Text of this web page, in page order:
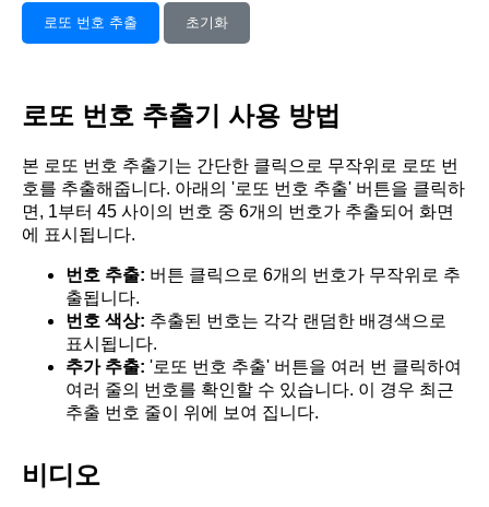
로또 번호 추출 초기화
로또 번호 추출기 사용 방법
본 로또 번호 추출기는 간단한 클릭으로 무작위로 로또 번
호를 추출해줍니다. 아래의 '로또 번호 추출' 버튼을 클릭하
면, 1부터 45 사이의 번호 중 6개의 번호가 추출되어 화면
에 표시됩니다.
번호 추출: 버튼 클릭으로 6개의 번호가 무작위로 추
출됩니다.
번호 색상: 추출된 번호는 각각 랜덤한 배경색으로
표시됩니다.
추가 추출: '로또 번호 추출' 버튼을 여러 번 클릭하여
여러 줄의 번호를 확인할 수 있습니다. 이 경우 최근
추출 번호 줄이 위에 보여 집니다.
비디오